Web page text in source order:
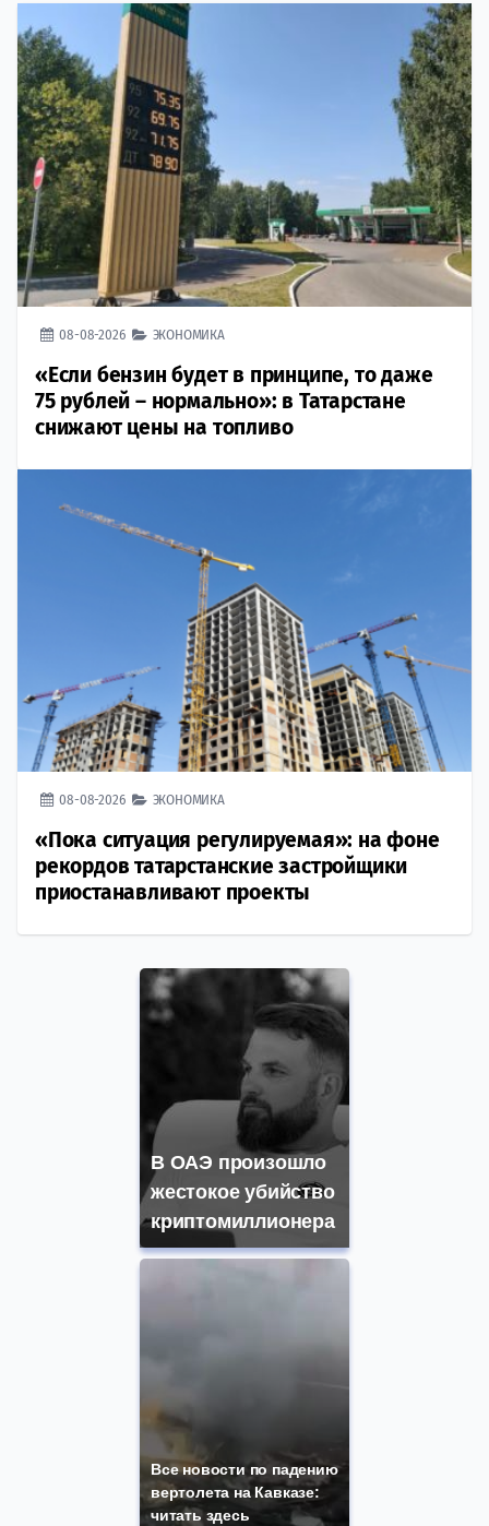
08-08-2026 ЭКОНОМИКА
«Если бензин будет в принципе, то даже
75 рублей – нормально»: в Татарстане
снижают цены на топливо
08-08-2026 ЭКОНОМИКА
«Пока ситуация регулируемая»: на фоне
рекордов татарстанские застройщики
приостанавливают проекты
В ОАЭ произошло
жестокое убийство
криптомиллионера
Все новости по падению
вертолета на Кавказе:
читать здесь